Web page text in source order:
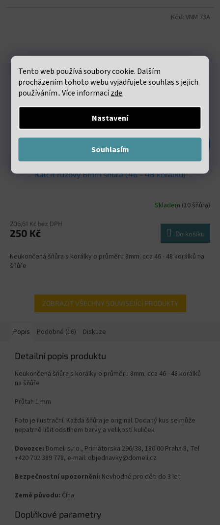
Tento web používá soubory cookie. Dalším
procházením tohoto webu vyjadřujete souhlas s jejich
používáním.. Více informacízde.
Nastavení
Souhlasím
Kalcit růžový 8mm šňůra (46 - 48 korálků)
Skladem (10 šňůra)
206,61 Kč bez DPH
250 Kč Do košíku
Neukončená šňůra s korálky o průměru 8mm. cca 46 - 48 korálků na
šňůře
Kód: VNM 73A
ZOBRAZIT VŠECHNY SOUVISEJÍCÍ PRODUKTY
Popis Podobné (16) Diskuze
Detailní popis produktu
Neukončená šňůra s korálky o průměru 8mm. cca 46 - 48 korálků
na šňůře
Průtah 1 mm
Foto je ilustrační. Každá šňůra je originál. Dodaný kus se může
nepatrně lišit odstínem barvy a velikostí kuliček
Dovozce: Domeli s.r.o., Primátorská 296/38, 180 00 Praha 8, Tel
+420 702 389 778, e-mail: objednavky@domeli.cz
Bezpečnostní upozornění: Nevhodné pro děti do 3 let
Země původu: Čína
Doplňkové parametry